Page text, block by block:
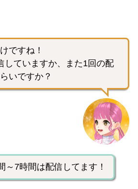
ですね！
していますか、また1回の配
いですか？
～7時間は配信してます！